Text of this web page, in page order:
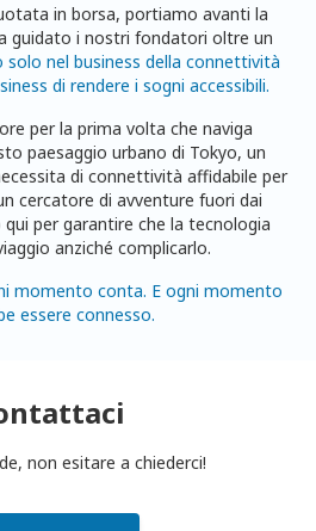
in borsa, portiamo avanti la
guidato i nostri fondatori oltre un
solo nel business della connettività
di rendere i sogni accessibili.
per la prima volta che naviga
paesaggio urbano di Tokyo, un
di connettività affidabile per
cercatore di avventure fuori dai
per garantire che la tecnologia
anziché complicarlo.
momento conta. E ogni momento
essere connesso.
non esitare a chiederci!